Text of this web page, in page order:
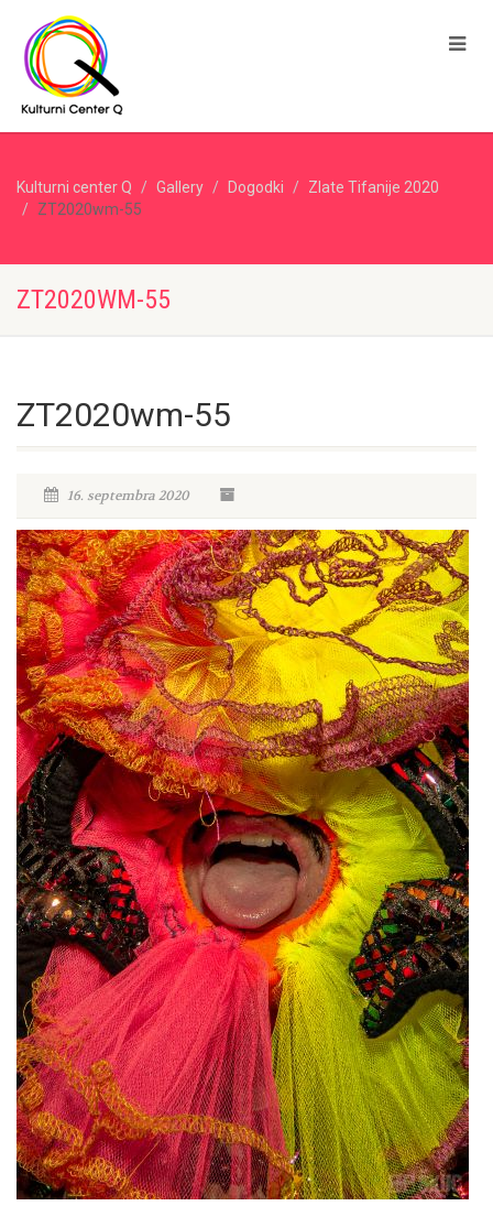
Kulturni center Q Gallery Dogodki
Zlate Tifanije 2020
ZT2020wm-55
ZT2020WM-55
ZT2020wm-55
16. septembra 2020